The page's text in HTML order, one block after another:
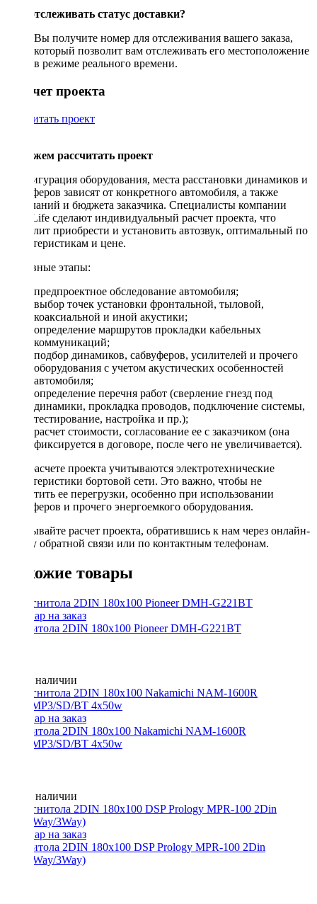
Как отслеживать статус доставки?
Вы получите номер для отслеживания вашего заказа,
который позволит вам отслеживать его местоположение
в режиме реального времени.
Рассчет проекта
Рассчитать проект
Поможем рассчитать проект
Конфигурация оборудования, места расстановки динамиков и
сабвуферов зависят от конкретного автомобиля, а также
пожеланий и бюджета заказчика. Специалисты компании
DriveLife сделают индивидуальный расчет проекта, что
позволит приобрести и установить автозвук, оптимальный по
характеристикам и цене.
Основные этапы:
предпроектное обследование автомобиля;
выбор точек установки фронтальной, тыловой,
коаксиальной и иной акустики;
определение маршрутов прокладки кабельных
коммуникаций;
подбор динамиков, сабвуферов, усилителей и прочего
оборудования с учетом акустических особенностей
автомобиля;
определение перечня работ (сверление гнезд под
динамики, прокладка проводов, подключение системы,
тестирование, настройка и пр.);
расчет стоимости, согласование ее с заказчиком (она
фиксируется в договоре, после чего не увеличивается).
При расчете проекта учитываются электротехнические
характеристики бортовой сети. Это важно, чтобы не
допустить ее перегрузки, особенно при использовании
сабвуферов и прочего энергоемкого оборудования.
Заказывайте расчет проекта, обратившись к нам через онлайн-
форму обратной связи или по контактным телефонам.
Похожие товары
Магнитола 2DIN 180x100 Pioneer DMH-G221BT
Нет в наличии
Магнитола 2DIN 180x100 Nakamichi NAM-1600R
USB/MP3/SD/BT 4x50w
Нет в наличии
Магнитола 2DIN 180x100 DSP Prology MPR-100 2Din
(BT/2Way/3Way)